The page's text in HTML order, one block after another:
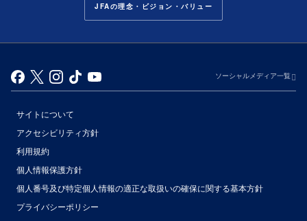
JFAの理念・ビジョン・バリュー
ソーシャルメディア一覧
サイトについて
アクセシビリティ方針
利用規約
個人情報保護方針
個人番号及び特定個人情報の適正な取扱いの確保に関する基本方針
プライバシーポリシー